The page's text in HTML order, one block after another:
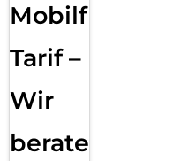
Mobilfunk
Tarif –
Wir
beraten